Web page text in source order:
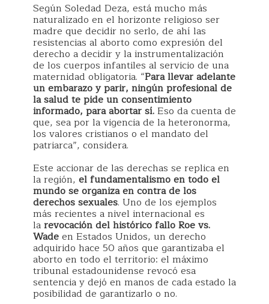
Según Soledad Deza, está mucho más
naturalizado en el horizonte religioso ser
madre que decidir no serlo, de ahí las
resistencias al aborto como expresión del
derecho a decidir y la instrumentalización
de los cuerpos infantiles al servicio de una
maternidad obligatoria. “Para llevar adelante
un embarazo y parir, ningún profesional de
la salud te pide un consentimiento
informado, para abortar sí.Eso da cuenta de
que, sea por la vigencia de la heteronorma,
los valores cristianos o el mandato del
patriarca”, considera.
Este accionar de las derechas se replica en
la región, el fundamentalismo en todo el
mundo se organiza en contra de los
derechos sexuales. Uno de los ejemplos
más recientes a nivel internacional es
larevocación del histórico fallo Roe vs.
Wadeen Estados Unidos, un derecho
adquirido hace 50 años que garantizaba el
aborto en todo el territorio: el máximo
tribunal estadounidense revocó esa
sentencia y dejó en manos de cada estado la
posibilidad de garantizarlo o no.